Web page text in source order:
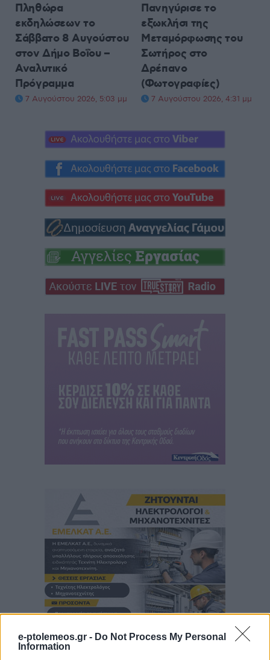
e-ptolemeos.gr - Do Not Process My Personal
Information
Πληθώρα
εκδηλώσεων το
Σάββατο 8 Αυγούστου
στον Δήμο Βοΐου –
Αναλυτικό
Πρόγραμμα
7 Αυγούστου 2026, 5:03 μμ
Πανηγύρισε το
εξωκλήσι της
Μεταμόρφωσης του
Σωτήρος στο
Δρέπανο
(Φωτογραφίες)
7 Αυγούστου 2026, 4:31 μμ